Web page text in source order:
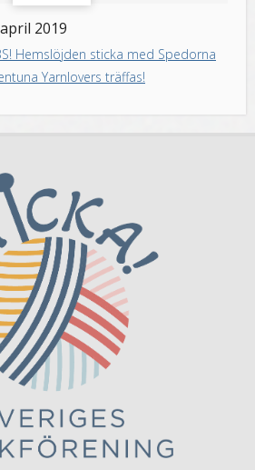
2019
Hemslöjden sticka med Spedorna
Yarnlovers träffas!